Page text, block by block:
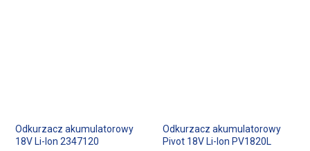
Odkurzacz akumulatorowy
18V Li-Ion 2347120
Odkurzacz akumulatorowy
Pivot 18V Li-Ion PV1820L